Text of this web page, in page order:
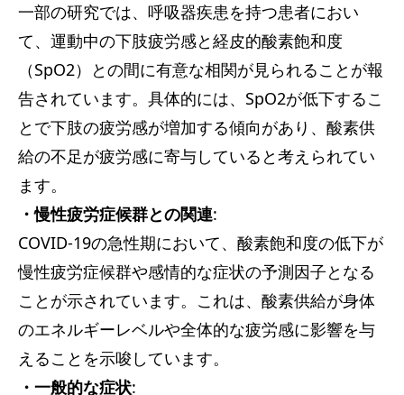
一部の研究では、呼吸器疾患を持つ患者におい
て、運動中の下肢疲労感と経皮的酸素飽和度
（SpO2）との間に有意な相関が見られることが報
告されています。具体的には、SpO2が低下するこ
とで下肢の疲労感が増加する傾向があり、酸素供
給の不足が疲労感に寄与していると考えられてい
ます。
・慢性疲労症候群との関連:
COVID-19の急性期において、酸素飽和度の低下が
慢性疲労症候群や感情的な症状の予測因子となる
ことが示されています。これは、酸素供給が身体
のエネルギーレベルや全体的な疲労感に影響を与
えることを示唆しています。
・一般的な症状: